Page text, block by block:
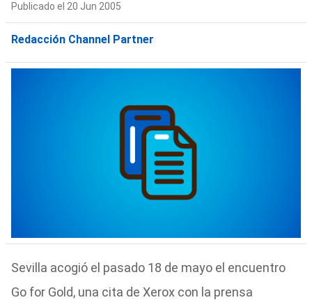
Publicado el 20 Jun 2005
Redacción Channel Partner
Sevilla acogió el pasado 18 de mayo el encuentro
Go for Gold, una cita de Xerox con la prensa